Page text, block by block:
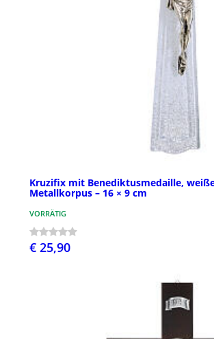
Kruzifix mit Benediktusmedaille,
Metallkorpus – 16 × 9 cm
VORRÄTIG
€ 25,90